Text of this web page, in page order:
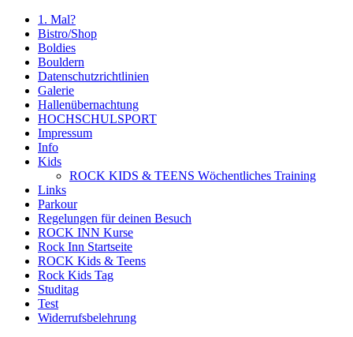
1. Mal?
Bistro/Shop
Boldies
Bouldern
Datenschutzrichtlinien
Galerie
Hallenübernachtung
HOCHSCHULSPORT
Impressum
Info
Kids
ROCK KIDS & TEENS Wöchentliches Training
Links
Parkour
Regelungen für deinen Besuch
ROCK INN Kurse
Rock Inn Startseite
ROCK Kids & Teens
Rock Kids Tag
Studitag
Test
Widerrufsbelehrung